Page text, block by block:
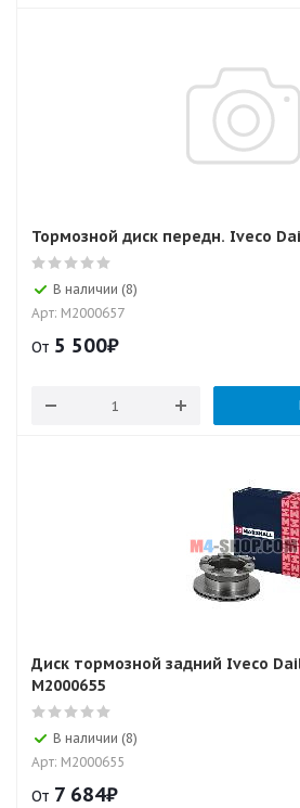
Тормозной диск передн. Iveco
В наличии (8)
Арт: M2000657
От 5 500₽
Диск тормозной задний Iveco
M2000655
В наличии (8)
Арт: M2000655
От 7 684₽